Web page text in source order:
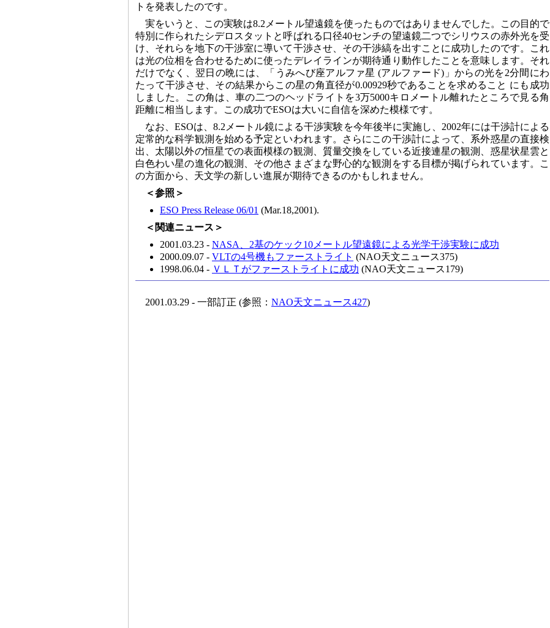
トを発表したのです。
実をいうと、この実験は8.2メートル望遠鏡を使ったものではありませんでした。この目的で
特別に作られたシデロスタットと呼ばれる口径40センチの望遠鏡二つでシリウスの赤外光を受
け、それらを地下の干渉室に導いて干渉させ、その干渉縞を出すことに成功したのです。これ
は光の位相を合わせるために使ったデレイラインが期待通り動作したことを意味します。それ
だけでなく、翌日の晩には、「うみへび座アルファ星 (アルファード)」からの光を2分間にわ
たって干渉させ、その結果からこの星の角直径が0.00929秒であることを求めること にも成功
しました。この角は、車の二つのヘッドライトを3万5000キロメートル離れたところで見る角
距離に相当します。この成功でESOは大いに自信を深めた模様です。
なお、ESOは、8.2メートル鏡による干渉実験を今年後半に実施し、2002年には干渉計による
定常的な科学観測を始める予定といわれます。さらにこの干渉計によって、系外惑星の直接検
出、太陽以外の恒星での表面模様の観測、質量交換をしている近接連星の観測、惑星状星雲と
白色わい星の進化の観測、その他さまざまな野心的な観測をする目標が掲げられています。こ
の方面から、天文学の新しい進展が期待できるのかもしれません。
＜参照＞
ESO Press Release 06/01 (Mar.18,2001).
＜関連ニュース＞
2001.03.23 - NASA、2基のケック10メートル望遠鏡による光学干渉実験に成功
2000.09.07 - VLTの4号機もファーストライト (NAO天文ニュース375)
1998.06.04 - ＶＬＴがファーストライトに成功 (NAO天文ニュース179)
2001.03.29 - 一部訂正 (参照： NAO天文ニュース427)